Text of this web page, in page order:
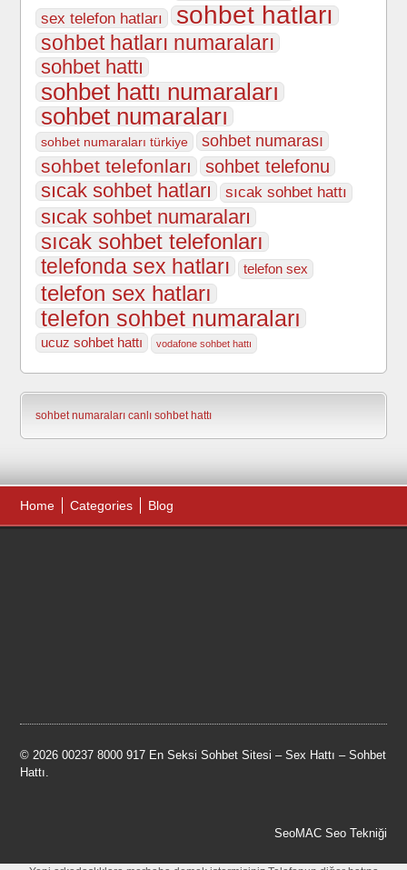
sex telefon hatları sohbet hatları
sohbet hatları numaraları
sohbet hattı
sohbet hattı numaraları
sohbet numaraları
sohbet numaraları türkiye sohbet numarası
sohbet telefonları sohbet telefonu
sıcak sohbet hatları sıcak sohbet hattı
sıcak sohbet numaraları
sıcak sohbet telefonları
telefonda sex hatları
telefon sex
telefon sex hatları
telefon sohbet numaraları
ucuz sohbet hattı vodafone sohbet hattı
sohbet numaraları canlı sohbet hattı
Home Categories Blog
© 2026 00237 8000 917 En Seksi Sohbet Sitesi – Sex Hattı – Sohbet
Hattı.
SeoMAC Seo Tekniği